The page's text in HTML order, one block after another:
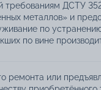
требованиям ДСТУ
металлов» и
по
по вине
ремонта или